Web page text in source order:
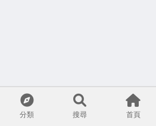
分類 搜尋 首頁